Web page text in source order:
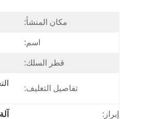
مكان المنشأ:
اسم:
قطر السلك:
تفاصيل التغليف:
إبراز: